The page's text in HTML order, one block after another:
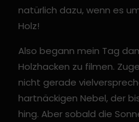
natürlich dazu, wenn es
Holz!
Also begann mein Tag
Holzhacken zu filmen.
nicht gerade
hartnäckigen Nebel, der
hing. Aber sobald die